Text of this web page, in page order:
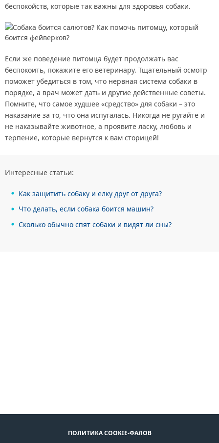
беспокойств, которые так важны для здоровья собаки.
Если же поведение питомца будет продолжать вас
беспокоить, покажите его ветеринару. Тщательный осмотр
поможет убедиться в том, что нервная система собаки в
порядке, а врач может дать и другие действенные советы.
Помните, что самое худшее «средство» для собаки – это
наказание за то, что она испугалась. Никогда не ругайте и
не наказывайте животное, а проявите ласку, любовь и
терпение, которые вернутся к вам сторицей!
Интересные статьи:
Как защитить собаку и елку друг от друга?
Что делать, если собака боится машин?
Сколько обычно спят собаки и видят ли сны?
ПОЛИТИКА COOKIE-ФАЛОВ